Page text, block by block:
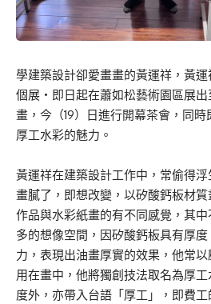
學建築設計卻愛畫畫的黃運祥，黃
個展・即日起在蕭如松藝術園區展出
畫，今（19）日進行開幕茶會，同
厚工水彩的魅力。
黃運祥在建築設計工作中，常偷得
畫膩了，即想改變，以矽酸鈣板材
作品與水彩紙畫的有不同感覺，其
多的想像空間，因矽酸鈣板具有厚
力，表現出油畫厚實的效果，他常
用在畫中，他將獨創技法取名為厚
度外，亦帶入台語「厚工」，即費